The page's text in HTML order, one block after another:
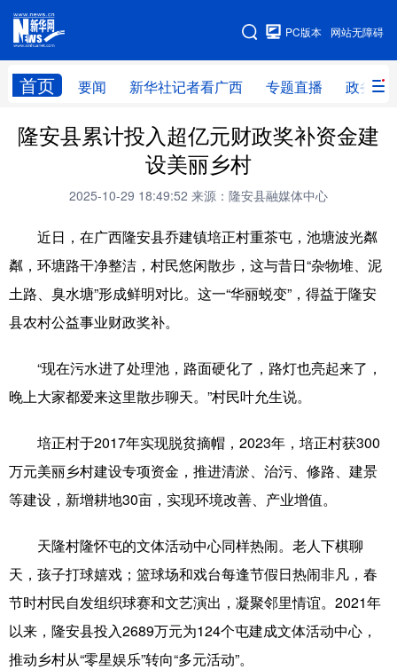
网站无障碍
PC版本
首页 要闻 新华社记者看广西 专题直播 政务信
网站地图
广西频道
新华社记者 专题直播
新华网导航
学习进行时 高层
台湾 思客智库 全球连线
健康 军事 访谈 视频
图片 中央文件 金融 汽车
食品 人居 信息化 乡村振兴
溯源中国 城市 旅游 能源
会展 彩票 娱乐 时尚
悦读 公益
隆安县累计投入超亿元财政奖补资金建
设美丽乡村
2025-10-29 18:49:52 来源：隆安县融媒体中心
近日，在广西隆安县乔建镇培正村重茶屯，池塘波光粼
粼，环塘路干净整洁，村民悠闲散步，这与昔日“杂物堆、泥
土路、臭水塘”形成鲜明对比。这一“华丽蜕变”，得益于隆安
县农村公益事业财政奖补。
“现在污水进了处理池，路面硬化了，路灯也亮起来了，
晚上大家都爱来这里散步聊天。”村民叶允生说。
培正村于2017年实现脱贫摘帽，2023年，培正村获300
万元美丽乡村建设专项资金，推进清淤、治污、修路、建景
等建设，新增耕地30亩，实现环境改善、产业增值。
天隆村隆怀屯的文体活动中心同样热闹。老人下棋聊
天，孩子打球嬉戏；篮球场和戏台每逢节假日热闹非凡，春
节时村民自发组织球赛和文艺演出，凝聚邻里情谊。2021年
以来，隆安县投入2689万元为124个屯建成文体活动中心，
推动乡村从“零星娱乐”转向“多元活动”。